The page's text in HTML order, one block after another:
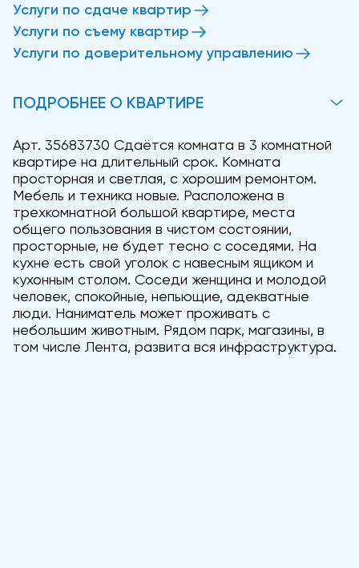
Услуги по сдаче квартир
Услуги по съему квартир
Услуги по доверительному управлению
ПОДРОБНЕЕ О КВАРТИРЕ
Арт. 35683730 Сдаётся комната в 3 комнатной
квартире на длительный срок. Комната
просторная и светлая, с хорошим ремонтом.
Мебель и техника новые. Расположена в
трехкомнатной большой квартире, места
общего пользования в чистом состоянии,
просторные, не будет тесно с соседями. На
кухне есть свой уголок с навесным ящиком и
кухонным столом. Соседи женщина и молодой
человек, спокойные, непьющие, адекватные
люди. Наниматель может проживать с
небольшим животным. Рядом парк, магазины, в
том числе Лента, развита вся инфраструктура.